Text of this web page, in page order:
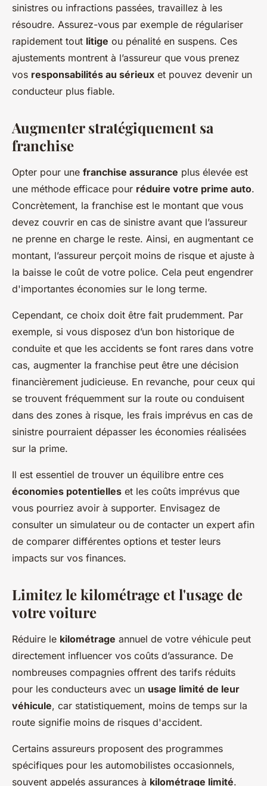
sinistres ou infractions passées, travaillez à les
résoudre. Assurez-vous par exemple de régulariser
rapidement tout litige ou pénalité en suspens. Ces
ajustements montrent à l’assureur que vous prenez
vos responsabilités au sérieux et pouvez devenir un
conducteur plus fiable.
Augmenter stratégiquement sa
franchise
Opter pour une franchise assurance plus élevée est
une méthode efficace pour réduire votre prime auto.
Concrètement, la franchise est le montant que vous
devez couvrir en cas de sinistre avant que l’assureur
ne prenne en charge le reste. Ainsi, en augmentant ce
montant, l’assureur perçoit moins de risque et ajuste à
la baisse le coût de votre police. Cela peut engendrer
d'importantes économies sur le long terme.
Cependant, ce choix doit être fait prudemment. Par
exemple, si vous disposez d’un bon historique de
conduite et que les accidents se font rares dans votre
cas, augmenter la franchise peut être une décision
financièrement judicieuse. En revanche, pour ceux qui
se trouvent fréquemment sur la route ou conduisent
dans des zones à risque, les frais imprévus en cas de
sinistre pourraient dépasser les économies réalisées
sur la prime.
Il est essentiel de trouver un équilibre entre ces
économies potentielles et les coûts imprévus que
vous pourriez avoir à supporter. Envisagez de
consulter un simulateur ou de contacter un expert afin
de comparer différentes options et tester leurs
impacts sur vos finances.
Limitez le kilométrage et l'usage de
votre voiture
Réduire le kilométrage annuel de votre véhicule peut
directement influencer vos coûts d’assurance. De
nombreuses compagnies offrent des tarifs réduits
pour les conducteurs avec un usage limité de leur
véhicule, car statistiquement, moins de temps sur la
route signifie moins de risques d'accident.
Certains assureurs proposent des programmes
spécifiques pour les automobilistes occasionnels,
souvent appelés assurances à kilométrage limité.